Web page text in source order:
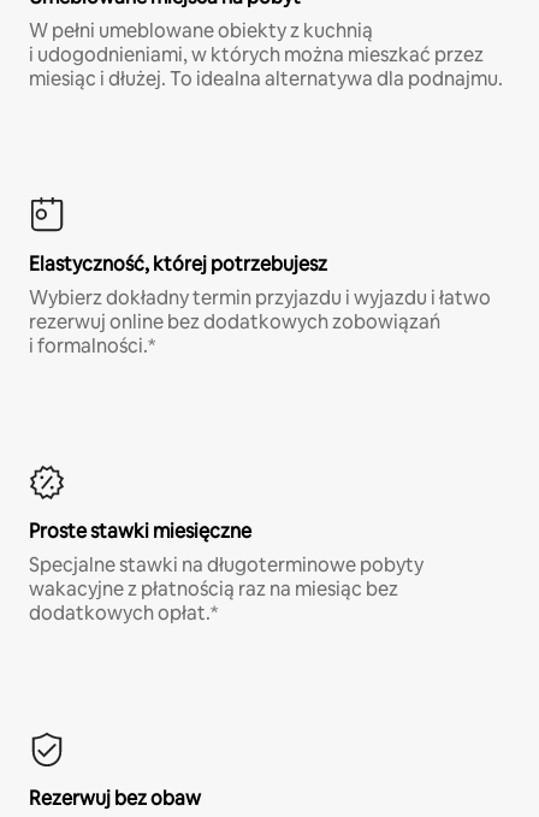
W pełni umeblowane obiekty z kuchnią
i udogodnieniami, w których można mieszkać przez
miesiąc i dłużej. To idealna alternatywa dla podnajmu.
Elastyczność, której potrzebujesz
Wybierz dokładny termin przyjazdu i wyjazdu i łatwo
rezerwuj online bez dodatkowych zobowiązań
i formalności.*
Proste stawki miesięczne
Specjalne stawki na długoterminowe pobyty
wakacyjne z płatnością raz na miesiąc bez
dodatkowych opłat.*
Rezerwuj bez obaw